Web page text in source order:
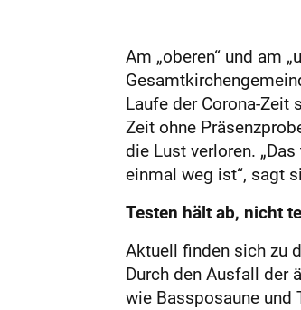
Am „oberen“ und am
Laufe der Corona-Zeit
Zeit ohne
die Lust verloren.
einmal weg ist“, sagt
Testen hält ab, nicht
Aktuell finden sich zu
Durch den Ausfall der
wie Bassposaune und